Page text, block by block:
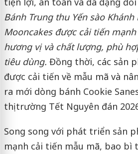
Bánh Trung thu Yến sào Khánh
Mooncakes được cải tiến
hương vị và chất lượng, phù
tiêu dùng. Đồng thời, các sản
được cải tiến về mẫu mã và
ra mới dòng bánh Cookie
thị trường Tết Nguyên đán
Song song với phát triển sản
mạnh cải tiến mẫu mã, bao bì